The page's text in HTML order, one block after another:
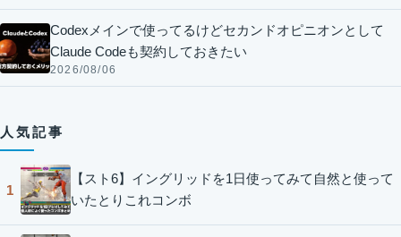
Codexメインで使ってるけどセカンドオピニオンとして
Claude Codeも契約しておきたい
2026/08/06
人気記事
1
【スト6】イングリッドを1日使ってみて自然と使って
いたとりこれコンボ